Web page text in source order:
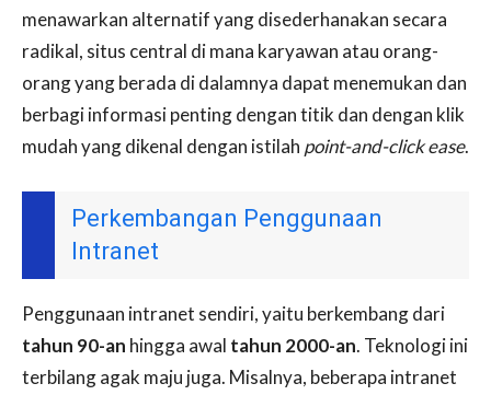
menawarkan alternatif yang disederhanakan secara
radikal, situs central di mana karyawan atau orang-
orang yang berada di dalamnya dapat menemukan dan
berbagi informasi penting dengan titik dan dengan klik
mudah yang dikenal dengan istilah point-and-click ease.
Perkembangan Penggunaan
Intranet
Penggunaan intranet sendiri, yaitu berkembang dari
tahun 90-an hingga awal tahun 2000-an. Teknologi ini
terbilang agak maju juga. Misalnya, beberapa intranet